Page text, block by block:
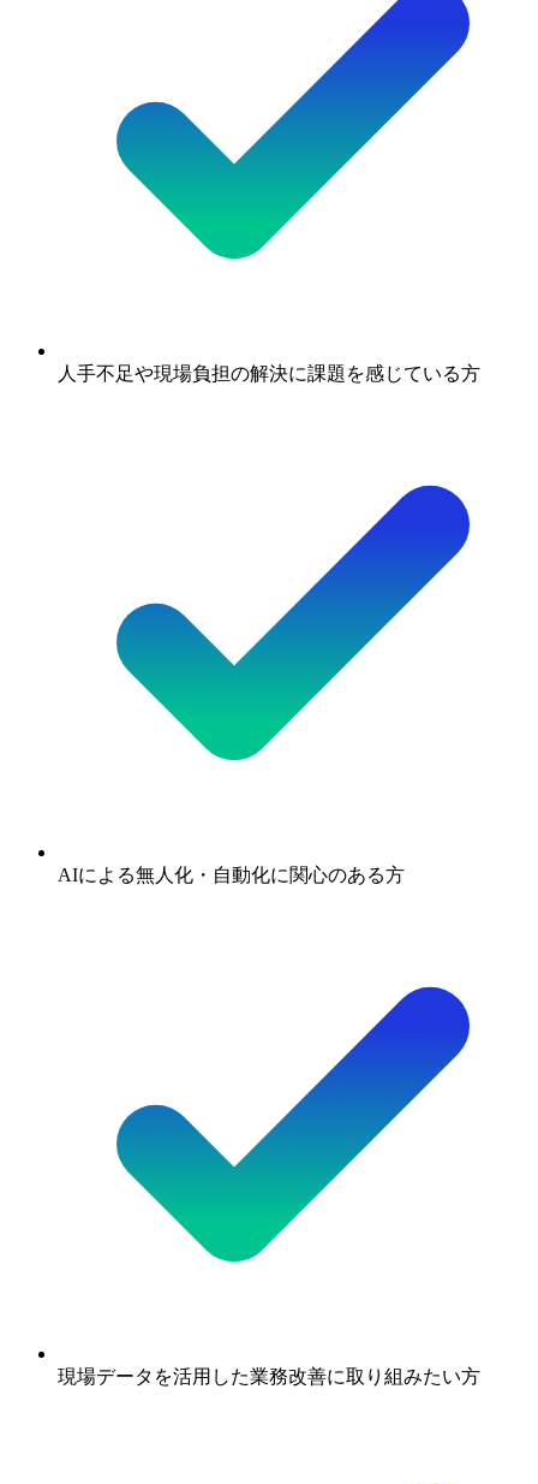
人手不足や現場負担の解決に課題を感じている方
AIによる無人化・自動化に関心のある方
現場データを活用した業務改善に取り組みたい方